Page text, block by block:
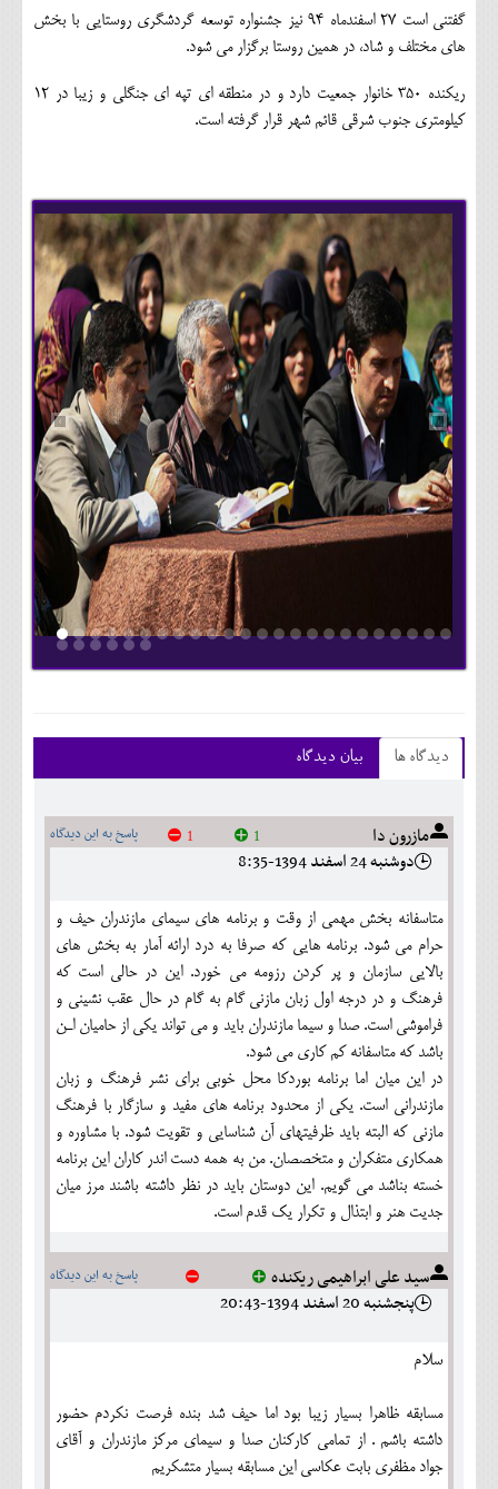
گفتنی است 27 اسفندماه 94 نیز جشنواره توسعه گردشگری روستایی با بخش
های مختلف و شاد، در همین روستا برگزار می شود.
ریکنده 350 خانوار جمعیت دارد و در منطقه ای تپه ای جنگلی و زیبا در 12
کیلومتری جنوب شرقی قائم شهر قرار گرفته است.
› ‹
دیدگاه ها بیان دیدگاه
مازرون دا پاسخ به این دیدگاه 1
1
دوشنبه 24 اسفند 1394-8:35
متاسفانه بخش مهمی از وقت و برنامه های سیمای مازندران حیف و
حرام می شود. برنامه هایی که صرفا به درد ارائه آمار به بخش های
بالایی سازمان و پر کردن رزومه می خورد. این در حالی است که
فرهنگ و در درجه اول زبان مازنی گام به گام در حال عقب نشینی و
فراموشی است. صدا و سیما مازندران باید و می تواند یکی از حامیان اـن
باشد که متاسفانه کم کاری می شود.
در این میان اما برنامه بوردکا محل خوبی برای نشر فرهنگ و زبان
مازندرانی است. یکی از محدود برنامه های مفید و سازگار با فرهنگ
مازنی که البته باید ظرفیتهای آن شناسایی و تقویت شود. با مشاوره و
همکاری متفکران و متخصصان. من به همه دست اندر کاران این برنامه
خسته بناشد می گویم. این دوستان باید در نظر داشته باشند مرز میان
جدیت هنر و ابتذال و تکرار یک قدم است.
سید علی ابراهیمی ریکنده پاسخ به این دیدگاه
پنجشنبه 20 اسفند 1394-20:43
سلام
مسابقه ظاهرا بسیار زیبا بود اما حیف شد بنده فرصت نکردم حضور
داشته باشم . از تمامی کارکنان صدا و سیمای مرکز مازندران و آقای
جواد مظفری بابت عکاسی این مسابقه بسیار متشکریم